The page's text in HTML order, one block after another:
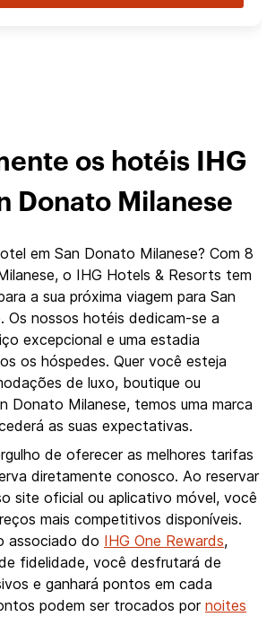
os hotéis IHG
Donato Milanese
em San Donato Milanese? Com 8
o IHG Hotels & Resorts tem
a sua próxima viagem para San
Os nossos hotéis dedicam-se a
excepcional e uma estadia
os hóspedes. Quer você esteja
de luxo, boutique ou
Donato Milanese, temos uma marca
as suas expectativas.
de oferecer as melhores tarifas
diretamente conosco. Ao reservar
site oficial ou aplicativo móvel, você
mais competitivos disponíveis.
associado do IHG One Rewards,
fidelidade, você desfrutará de
e ganhará pontos em cada
podem ser trocados por noites